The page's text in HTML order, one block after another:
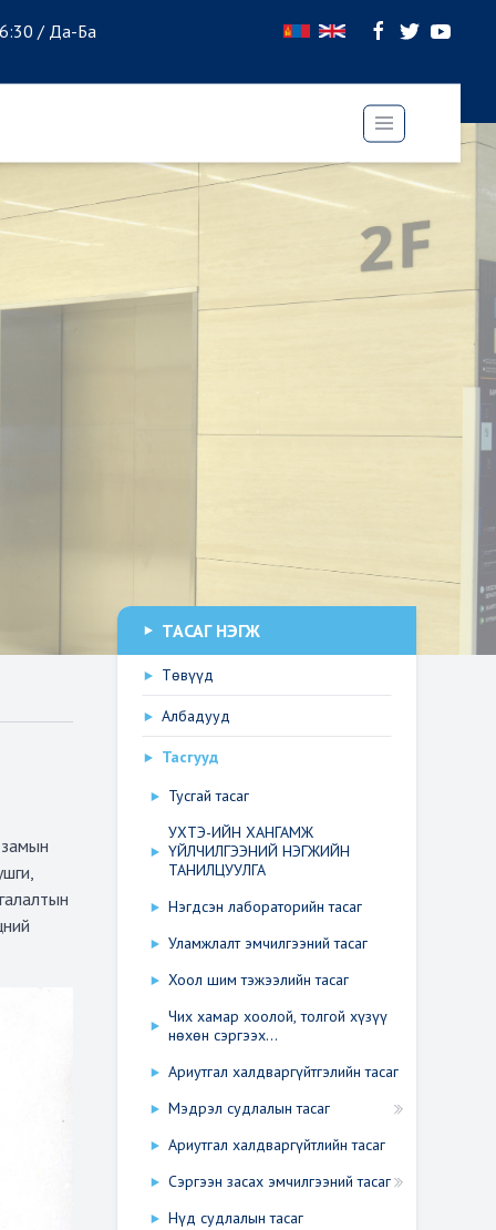
/ Да-Ба
ТАСАГ НЭГЖ
Төвүүд
Албадууд
Тасгууд
Тусгай тасаг
УХТЭ-ИЙН ХАНГАМЖ
ҮЙЛЧИЛГЭЭНИЙ НЭГЖИЙН
ТАНИЛЦУУЛГА
Нэгдсэн лабораторийн тасаг
Уламжлалт эмчилгээний тасаг
Хоол шим тэжээлийн тасаг
Чих хамар хоолой, толгой хүзүү
нөхөн сэргээх...
Ариутгал халдваргүйтгэлийн тасаг
Мэдрэл судлалын тасаг
Ариутгал халдваргүйтлийн тасаг
Сэргээн засах эмчилгээний тасаг
Нүд судлалын тасаг